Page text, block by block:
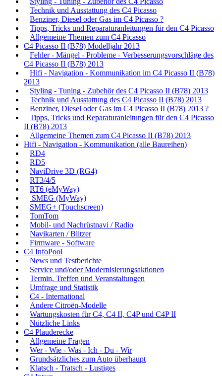
Technik und Ausstattung des C4 Picasso
Benziner, Diesel oder Gas im C4 Picasso ?
Tipps, Tricks und Reparaturanleitungen für den C4 Picasso
Allgemeine Themen zum C4 Picasso
C4 Picasso II (B78) Modelljahr 2013
Fehler - Mängel - Probleme - Verbesserungsvorschläge des
C4 Picasso II (B78) 2013
Hifi - Navigation - Kommunikation im C4 Picasso II (B78)
2013
Styling - Tuning - Zubehör des C4 Picasso II (B78) 2013
Technik und Ausstattung des C4 Picasso II (B78) 2013
Benziner, Diesel oder Gas im C4 Picasso II (B78) 2013 ?
Tipps, Tricks und Reparaturanleitungen für den C4 Picasso
II (B78) 2013
Allgemeine Themen zum C4 Picasso II (B78) 2013
Hifi - Navigation - Kommunikation (alle Baureihen)
RD4
RD5
NaviDrive 3D (RG4)
RT3/4/5
RT6 (eMyWay)
SMEG (MyWay)
SMEG+ (Touchscreen)
TomTom
Mobil- und Nachrüstnavi / Radio
Navikarten / Blitzer
Firmware - Software
C4 InfoPool
News und Testberichte
Service und/oder Modernisierungsaktionen
Termin, Treffen und Veranstaltungen
Umfrage und Statistik
C4 - International
Andere Citroën-Modelle
Wartungskosten für C4, C4 II, C4P und C4P II
Nützliche Links
C4 Plauderecke
Allgemeine Fragen
Wer - Wie - Was - Ich - Du - Wir
Grundsätzliches zum Auto überhaupt
Klatsch - Tratsch - Lustiges